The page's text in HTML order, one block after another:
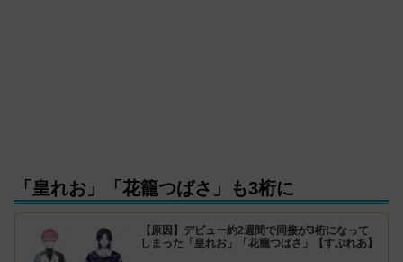
「皇れお」「花籠つばさ」も3桁に
【原因】デビュー約2週間で同接が3桁になって
しまった「皇れお」「花籠つばさ」【すぷれあ】